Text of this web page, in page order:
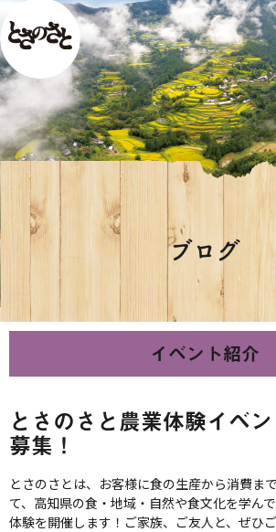
ブログ
イベント紹介
とさのさと農業体験イベ
募集！
とさのさとは、お客様に食の生産から消費ま
て、高知県の食・地域・自然や食文化を学ん
体験を開催します！ご家族、ご友人と、ぜひ